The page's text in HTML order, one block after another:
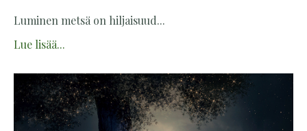
Luminen metsä on hiljaisuud...
Lue lisää...